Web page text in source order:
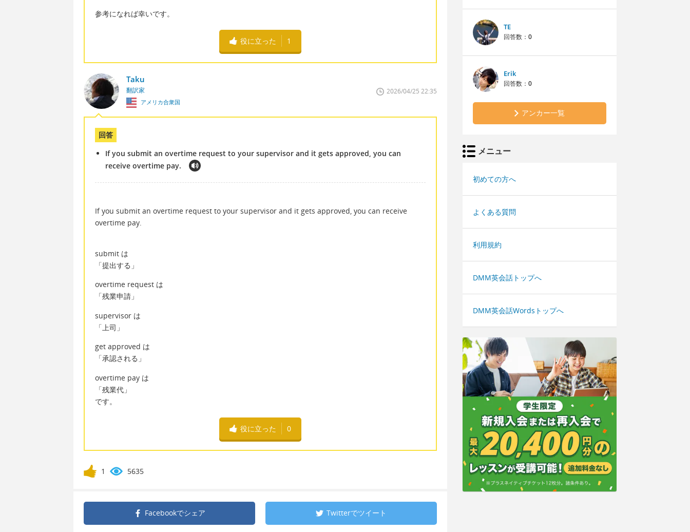
参考になれば幸いです。
役に立った 1
Taku
翻訳家
アメリカ合衆国
2026/04/25 22:35
回答
If you submit an overtime request to your supervisor and it gets approved, you can
receive overtime pay.
If you submit an overtime request to your supervisor and it gets approved, you can receive
overtime pay.
submit は
「提出する」
overtime request は
「残業申請」
supervisor は
「上司」
get approved は
「承認される」
overtime pay は
「残業代」
です。
役に立った 0
1 5635
Facebookでシェア Twitterでツイート
TE
回答数： 0
Erik
回答数： 0
アンカー一覧
メニュー
初めての方へ
よくある質問
利用規約
DMM英会話トップへ
DMM英会話Wordsトップへ